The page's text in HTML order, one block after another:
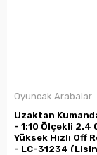
Oyuncak Arabalar
Uzaktan
- 1:10 Ölçekli 2.4
Yüksek Hızlı Off
- LC-31234